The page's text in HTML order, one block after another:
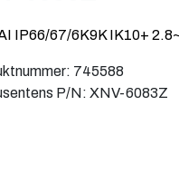
IP66/67/6K9K IK10+
745588
P/N: XNV-6083Z